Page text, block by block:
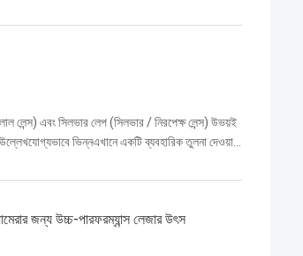
লেন্স) এবং সিলভার লেপ (সিলভার / নিরপেক্ষ লেন্স) উভয়ই
ভিন্নএখানে একটি ব্যবহারিক তুলনা দেওয়া
জন্য উচ্চ-পারফরম্যান্স লেজার উৎস